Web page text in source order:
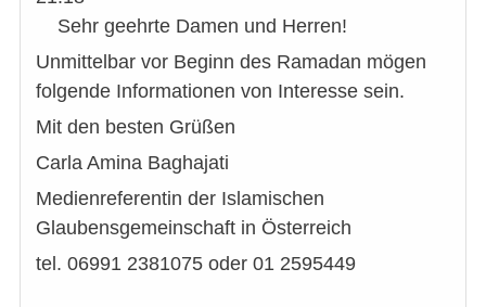
Sehr geehrte Damen und Herren!
Unmittelbar vor Beginn des Ramadan mögen
folgende Informationen von Interesse sein.
Mit den besten Grüßen
Carla Amina Baghajati
Medienreferentin der Islamischen
Glaubensgemeinschaft in Österreich
tel. 06991 2381075 oder 01 2595449